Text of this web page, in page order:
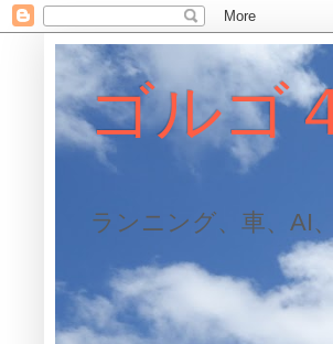
ゴルゴ
ランニング、車、AI